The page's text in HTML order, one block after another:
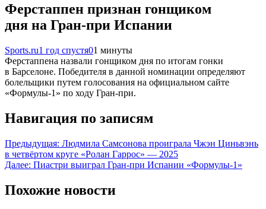
Ферстаппен признан гонщиком
дня на Гран-при Испании
Sports.ru1 год спустя01 минуты
Ферстаппена назвали гонщиком дня по итогам гонки
в Барселоне. Победителя в данной номинации определяют
болельщики путем голосования на официальном сайте
«Формулы-1» по ходу Гран-при.
Навигация по записям
Предыдущая: Людмила Самсонова проиграла Чжэн Циньвэнь
в четвёртом круге «Ролан Гаррос» — 2025
Далее: Пиастри выиграл Гран-при Испании «Формулы-1»
Похожие новости